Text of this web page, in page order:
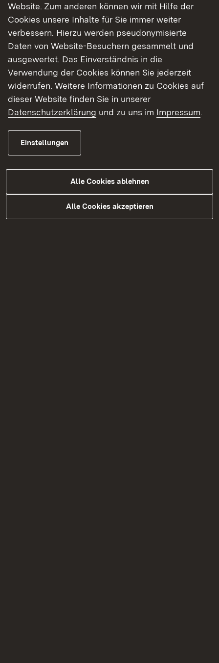
Finde dein Studium in Baden-Württemberg
Website. Zum anderen können wir mit Hilfe der
Cookies unsere Inhalte für Sie immer weiter
verbessern. Hierzu werden pseudonymisierte
Daten von Website-Besuchern gesammelt und
ausgewertet. Das Einverständnis in die
Verwendung der Cookies können Sie jederzeit
widerrufen. Weitere Informationen zu Cookies auf
dieser Website finden Sie in unserer
Datenschutzerklärung und zu uns im Impressum.
Einstellungen
Alle Cookies ablehnen
Alle Cookies akzeptieren